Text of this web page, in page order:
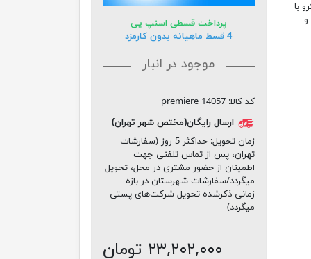
میکرو با
و
پرداخت قسطی اسنپ پی
4 قسط ماهیانه بدون کارمزد
موجود در انبار
کد کالا: premiere 14057
ارسال رایگان(مختص شهر تهران)
زمان تحویل:
حداکثر 5 روز (سفارشات
تهران، پس از تماس تلفنی جهت
اطمینان از حضور مشتری در محل، تحویل
میگردد/سفارشات شهرستان در بازه
زمانی ذکرشده تحویل شرکت‌های پستی
میگردد)
۲۳,۲۰۲,۰۰۰ تومان